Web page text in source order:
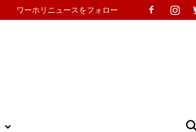
ワーホリニュースをフォロー